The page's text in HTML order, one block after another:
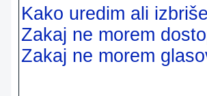
Kako uredim ali
Zakaj ne morem
Zakaj ne morem